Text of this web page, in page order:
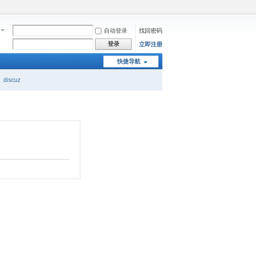
自动登录
找回密码
登录 立即注册
快捷导航
discuz